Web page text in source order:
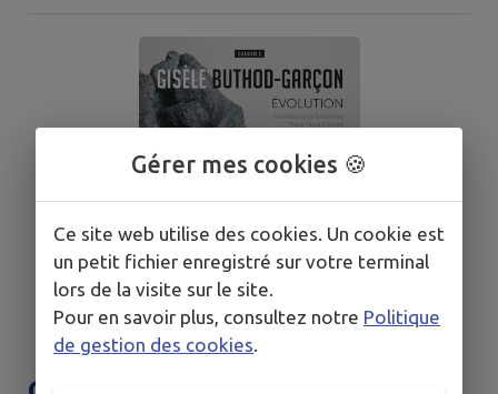
Gérer mes cookies 🍪
Ce site web utilise des cookies. Un cookie est
un petit fichier enregistré sur votre terminal
lors de la visite sur le site.
Pour en savoir plus, consultez notre Politique
de gestion des cookies.